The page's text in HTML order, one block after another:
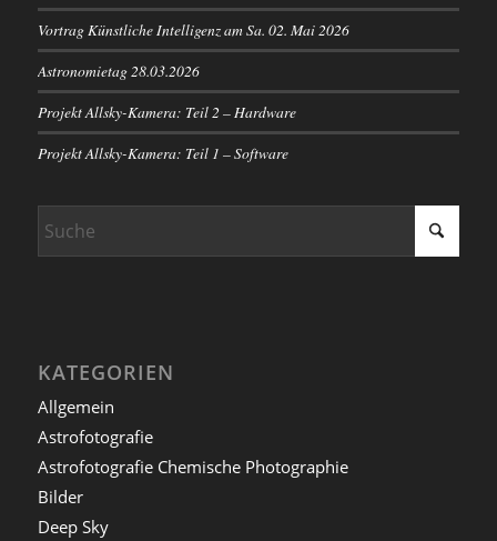
Vortrag Künstliche Intelligenz am Sa. 02. Mai 2026
Astronomietag 28.03.2026
Projekt Allsky-Kamera: Teil 2 – Hardware
Projekt Allsky-Kamera: Teil 1 – Software
KATEGORIEN
Allgemein
Astrofotografie
Astrofotografie Chemische Photographie
Bilder
Deep Sky